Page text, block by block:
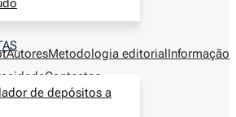
de depósitos a
AutoresMetodologia editorialInformação
Contactos